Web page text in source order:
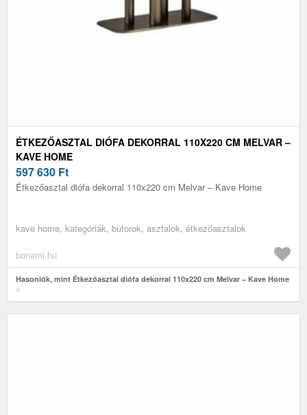
ÉTKEZŐASZTAL DIÓFA DEKORRAL 110X220 CM MELVAR –
KAVE HOME
597 630 Ft
Étkezőasztal diófa dekorral 110x220 cm Melvar – Kave Home
kave home, kategóriák, bútorok, asztalok, étkezőasztalok
bonami.hu
Hasonlók, mint Étkezőasztal diófa dekorral 110x220 cm Melvar – Kave Home